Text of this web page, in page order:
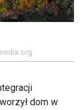
dom w